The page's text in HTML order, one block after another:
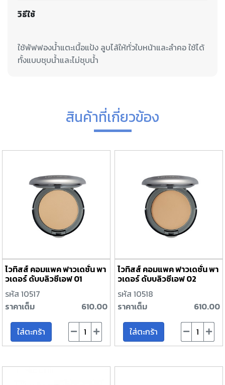
วิธีใช้
ใช้พัฟฟองน้ำแตะเนื้อแป้ง ลูบไล้ให้ทั่วใบหน้าและลำคอ ใช้ได้
สินค้าที่เกี่ยวข้อง
ไวทิสส์ คอมแพค ฟาวเดชั่น พา
วเดอร์ ดับบลิวซีเอฟ 01
รหัส 10517
ราคาเต็ม
610.00
ใส่ตะกร้า
ไวทิสส์ คอมแพค ฟาวเดชั่น พา
วเดอร์ ดับบลิวซีเอฟ 02
รหัส 10518
ราคาเต็ม
610.00
ใส่ตะกร้า